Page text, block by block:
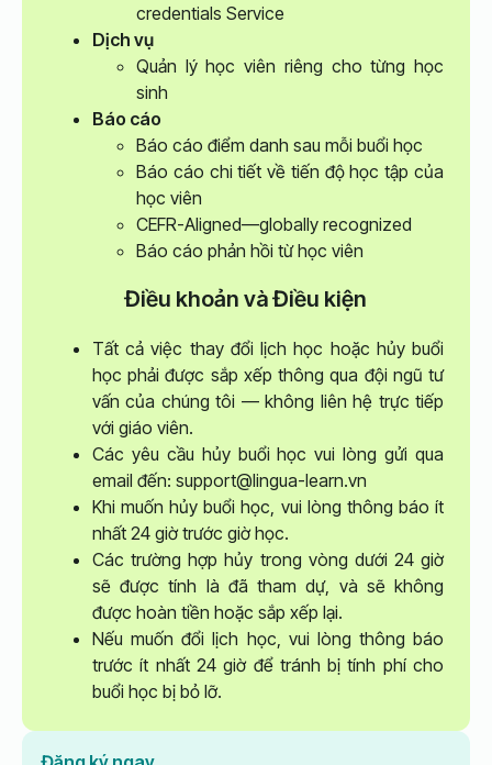
credentials Service
Dịch vụ
Quản lý học viên riêng cho từng học
sinh
Báo cáo
Báo cáo điểm danh sau mỗi buổi học
Báo cáo chi tiết về tiến độ học tập của
học viên
CEFR-Aligned—globally recognized
Báo cáo phản hồi từ học viên
Điều khoản và Điều kiện
Tất cả việc thay đổi lịch học hoặc hủy buổi
học phải được sắp xếp thông qua đội ngũ tư
vấn của chúng tôi — không liên hệ trực tiếp
với giáo viên.
Các yêu cầu hủy buổi học vui lòng gửi qua
email đến: support@lingua-learn.vn
Khi muốn hủy buổi học, vui lòng thông báo ít
nhất 24 giờ trước giờ học.
Các trường hợp hủy trong vòng dưới 24 giờ
sẽ được tính là đã tham dự, và sẽ không
được hoàn tiền hoặc sắp xếp lại.
Nếu muốn đổi lịch học, vui lòng thông báo
trước ít nhất 24 giờ để tránh bị tính phí cho
buổi học bị bỏ lỡ.